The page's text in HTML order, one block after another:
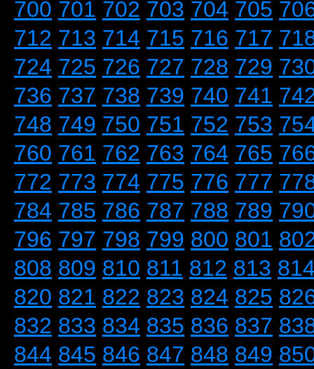
700 701 702 703 704 705
712 713 714 715 716 717
724 725 726 727 728 729
736 737 738 739 740 741
748 749 750 751 752 753
760 761 762 763 764 765
772 773 774 775 776 777
784 785 786 787 788 789
796 797 798 799 800 801
808 809 810 811 812 813
820 821 822 823 824 825
832 833 834 835 836 837
844 845 846 847 848 849